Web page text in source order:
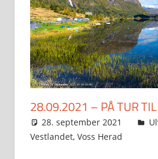
28.09.2021 – PÅ TUR
28. september 2021
Vestlandet, Voss Herad